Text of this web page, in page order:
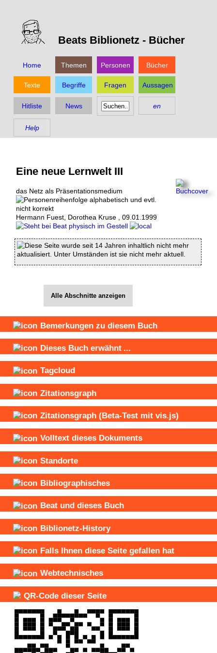
Beats Biblionetz - Bücher
Home Themen Personen Bücher
Texte Begriffe Fragen Aussagen
Hitliste News en
Help
Eine neue Lernwelt III
das Netz als Präsentationsmedium
Hermann Fuest Dorothea Kruse 09.01.1999
Diese Seite wurde seit 14 Jahren inhaltlich nicht mehr
aktualisiert. Unter Umständen ist sie nicht mehr aktuell.
Alle Abschnitte anzeigen
Bemerkungen zu diesem Buch
Dieses Buch erwähnt ...
Tagcloud
Zitationsgraph
Zitationsgraph (Beta-Test mit vis.js)
Volltext dieses Dokuments
Standorte
Bibliographisches
Beat und dieses Buch
Biblionetz-History
Falls Ihnen diese Seite gefallen hat
Webtechnisches
QR-Code dieser Seite